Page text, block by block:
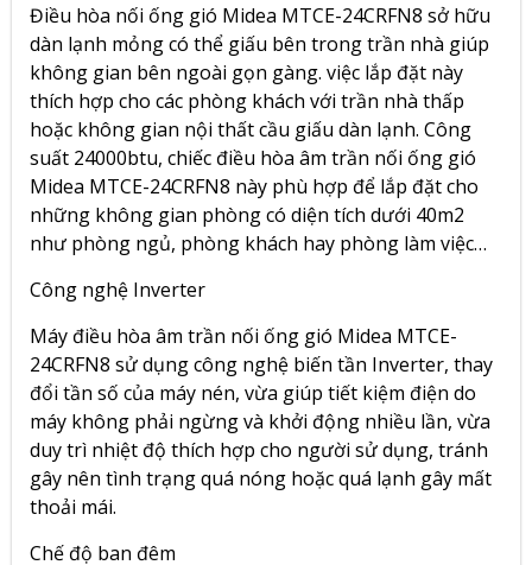
Điều hòa nối ống gió Midea MTCE-24CRFN8 sở hữu
dàn lạnh mỏng có thể giấu bên trong trần nhà giúp
không gian bên ngoài gọn gàng. việc lắp đặt này
thích hợp cho các phòng khách với trần nhà thấp
hoặc không gian nội thất cầu giấu dàn lạnh. Công
suất 24000btu, chiếc điều hòa âm trần nối ống gió
Midea MTCE-24CRFN8 này phù hợp để lắp đặt cho
những không gian phòng có diện tích dưới 40m2
như phòng ngủ, phòng khách hay phòng làm việc…
Công nghệ Inverter
Máy điều hòa âm trần nối ống gió Midea MTCE-
24CRFN8 sử dụng công nghệ biến tần Inverter, thay
đổi tần số của máy nén, vừa giúp tiết kiệm điện do
máy không phải ngừng và khởi động nhiều lần, vừa
duy trì nhiệt độ thích hợp cho người sử dụng, tránh
gây nên tình trạng quá nóng hoặc quá lạnh gây mất
thoải mái.
Chế độ ban đêm